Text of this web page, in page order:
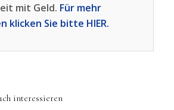
mit Geld. Für mehr
klicken Sie bitte HIER.
interessieren